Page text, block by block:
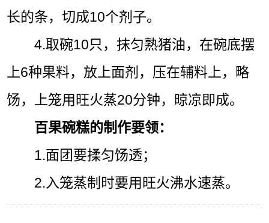
长的条，切成10个剂子。
4.取碗10只，抹匀熟猪油，在碗底摆
上6种果料，放上面剂，压在辅料上，略
饧，上笼用旺火蒸20分钟，晾凉即成。
百果碗糕的制作要领：
1.面团要揉匀饧透；
2.入笼蒸制时要用旺火沸水速蒸。